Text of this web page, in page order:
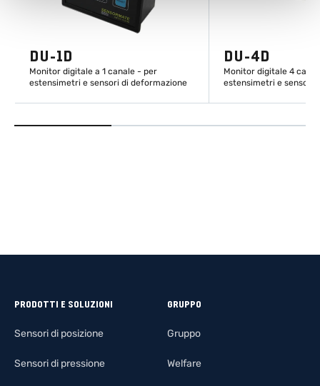
DU-1D
Monitor digitale a 1 canale - per
estensimetri e sensori di deformazione
DU-4D
Monitor digitale 4
estensimetri e sensori
PRODOTTI E SOLUZIONI
Sensori di posizione
Sensori di pressione
GRUPPO
Gruppo
Welfare